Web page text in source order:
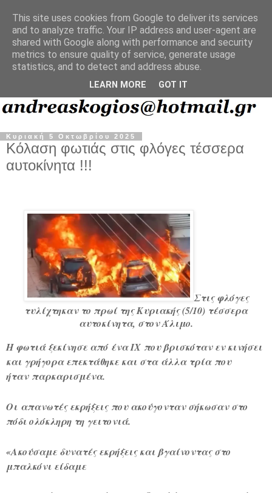
Κυριακή 5 Οκτωβρίου 2025
Κόλαση φωτιάς στις φλόγες τέσσερα
αυτοκίνητα !!!
Στις φλόγες
τυλίχτηκαν το πρωί της Κυριακής (5/10) τέσσερα
αυτοκίνητα, στον Άλιμο.
Η φωτιά ξεκίνησε από ένα ΙΧ που βρισκόταν εν κινήσει
και γρήγορα επεκτάθηκε και σταάλλα τρίαπου
ήταν παρκαρισμένα.
Οι απανωτές εκρήξειςπου ακούγονταν σήκωσαν στο
πόδι ολόκληρη τη γειτονιά.
«Ακούσαμε δυνατές εκρήξεις και βγαίνοντας στο
μπαλκόνι είδαμε
This site uses cookies from Google to deliver its services
and to analyze traffic. Your IP address and user-agent are
shared with Google along with performance and security
metrics to ensure quality of service, generate usage
statistics, and to detect and address abuse.
LEARN MORE GOT IT